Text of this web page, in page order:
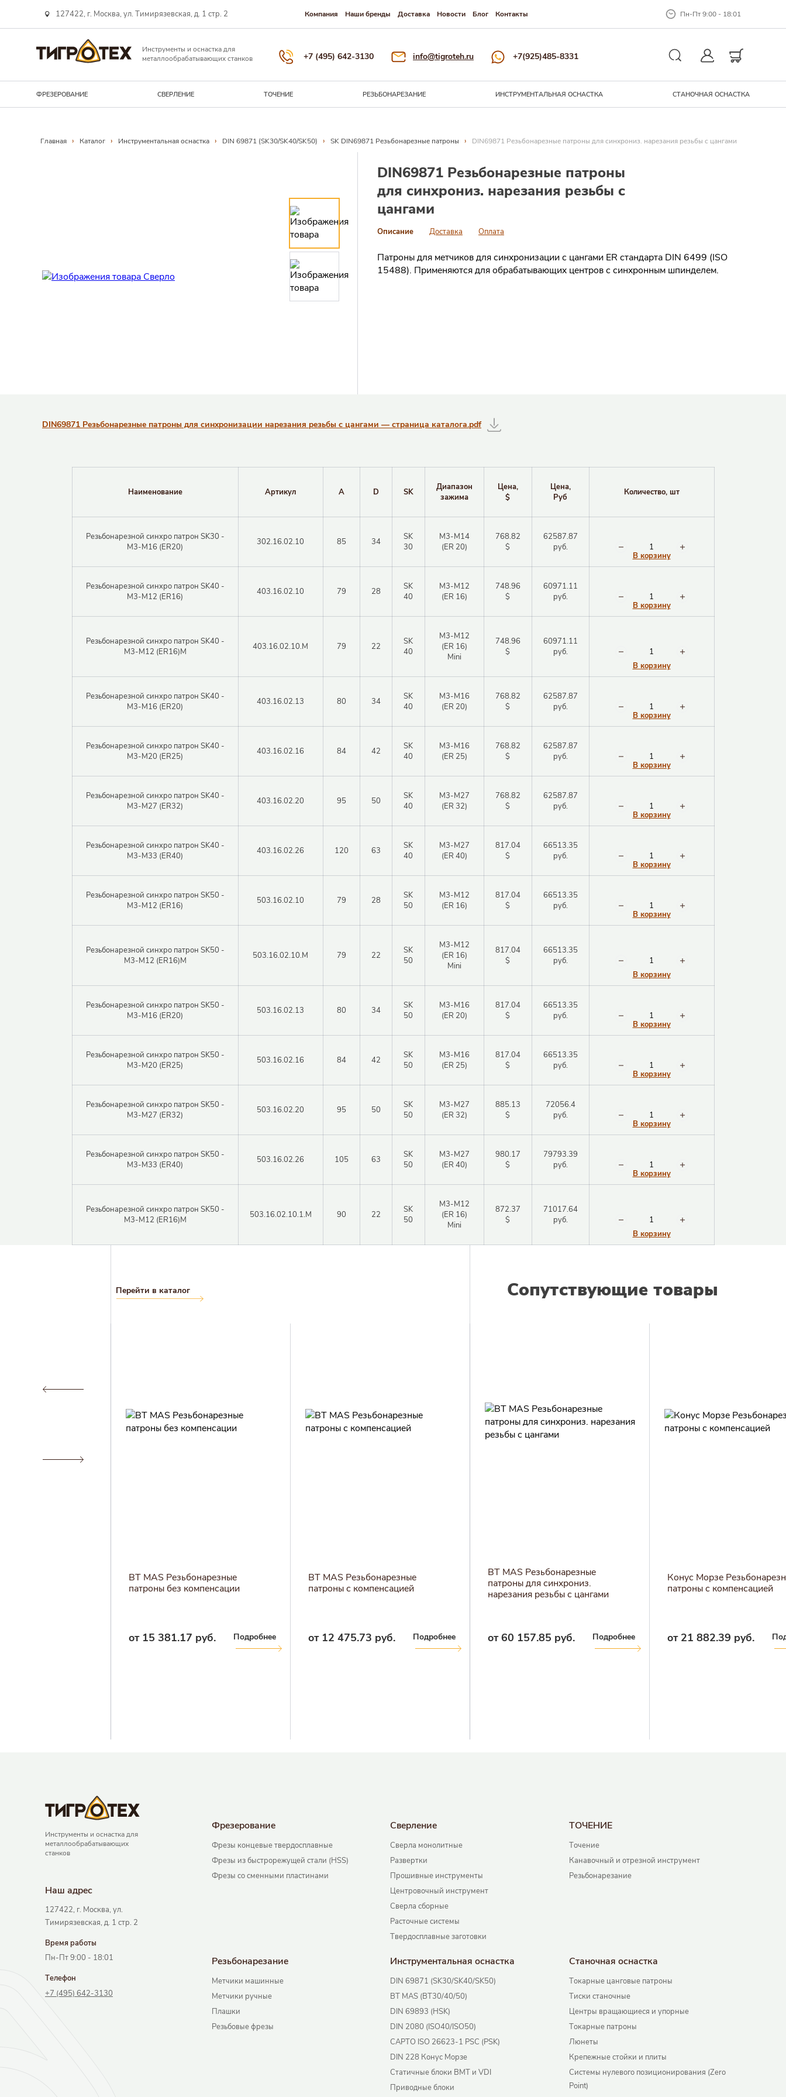
127422, г. Москва, ул. Тимирязевская, д. 1 стр. 2 Компания Наши бренды Доставка Новости Блог Контакты Пн-Пт 9:00 - 18:01
Инструменты и оснастка для
металлообрабатывающих станков
+7 (495) 642-3130 info@tigroteh.ru +7(925)485-8331
ФРЕЗЕРОВАНИЕ СВЕРЛЕНИЕ ТОЧЕНИЕ РЕЗЬБОНАРЕЗАНИЕ ИНСТРУМЕНТАЛЬНАЯ ОСНАCТКА СТАНОЧНАЯ ОСНАСТКА
Навигационная линия
Главная › Каталог › Инструментальная оснаcтка › DIN 69871 (SK30/SK40/SK50) › SK DIN69871 Резьбонарезные патроны › DIN69871 Резьбонарезные патроны для синхрониз. нарезания резьбы с цангами
DIN69871 Резьбонарезные патроны
для синхрониз. нарезания резьбы с
цангами
Описание Доставка Оплата
Патроны для метчиков для синхронизации с цангами ER стандарта DIN 6499 (ISO
15488). Применяются для обрабатывающих центров с синхронным шпинделем.
Таблицы с информацией о товаре
DIN69871 Резьбонарезные патроны для синхронизации нарезания резьбы с цангами — страница каталога.pdf
Наименование Артикул A D SK
Диапазон
зажима
Цена,
$
Цена,
Руб
Количество, шт
Резьбонарезной синхро патрон SK30 -
M3-M16 (ER20)
302.16.02.10 85 34
SK
30
М3-М14
(ER 20)
768.82
$
62587.87
руб.
В корзину
Резьбонарезной синхро патрон SK40 -
M3-M12 (ER16)
403.16.02.10 79 28
SK
40
М3-М12
(ER 16)
748.96
$
60971.11
руб.
В корзину
Резьбонарезной синхро патрон SK40 -
M3-M12 (ER16)M
403.16.02.10.M 79 22
SK
40
М3-М12
(ER 16)
Mini
748.96
$
60971.11
руб.
В корзину
Резьбонарезной синхро патрон SK40 -
M3-M16 (ER20)
403.16.02.13 80 34
SK
40
М3-М16
(ER 20)
768.82
$
62587.87
руб.
В корзину
Резьбонарезной синхро патрон SK40 -
M3-M20 (ER25)
403.16.02.16 84 42
SK
40
М3-М16
(ER 25)
768.82
$
62587.87
руб.
В корзину
Резьбонарезной синхро патрон SK40 -
M3-M27 (ER32)
403.16.02.20 95 50
SK
40
М3-М27
(ER 32)
768.82
$
62587.87
руб.
В корзину
Резьбонарезной синхро патрон SK40 -
M3-M33 (ER40)
403.16.02.26 120 63
SK
40
М3-М27
(ER 40)
817.04
$
66513.35
руб.
В корзину
Резьбонарезной синхро патрон SK50 -
M3-M12 (ER16)
503.16.02.10 79 28
SK
50
М3-М12
(ER 16)
817.04
$
66513.35
руб.
В корзину
Резьбонарезной синхро патрон SK50 -
M3-M12 (ER16)M
503.16.02.10.M 79 22
SK
50
М3-М12
(ER 16)
Mini
817.04
$
66513.35
руб.
В корзину
Резьбонарезной синхро патрон SK50 -
M3-M16 (ER20)
503.16.02.13 80 34
SK
50
М3-М16
(ER 20)
817.04
$
66513.35
руб.
В корзину
Резьбонарезной синхро патрон SK50 -
M3-M20 (ER25)
503.16.02.16 84 42
SK
50
М3-М16
(ER 25)
817.04
$
66513.35
руб.
В корзину
Резьбонарезной синхро патрон SK50 -
M3-M27 (ER32)
503.16.02.20 95 50
SK
50
М3-М27
(ER 32)
885.13
$
72056.4
руб.
В корзину
Резьбонарезной синхро патрон SK50 -
M3-M33 (ER40)
503.16.02.26 105 63
SK
50
М3-М27
(ER 40)
980.17
$
79793.39
руб.
В корзину
Резьбонарезной синхро патрон SK50 -
M3-M12 (ER16)M
503.16.02.10.1.M 90 22
SK
50
М3-М12
(ER 16)
Mini
872.37
$
71017.64
руб.
В корзину
Перейти в каталог Сопутствующие товары
BT MAS Резьбонарезные
патроны без компенсации
от 15 381.17 руб. Подробнее
BT MAS Резьбонарезные
патроны с компенсацией
от 12 475.73 руб. Подробнее
BT MAS Резьбонарезные
патроны для синхрониз.
нарезания резьбы с цангами
от 60 157.85 руб. Подробнее
Конус Морзе
патроны с компенсацией
от 21 882.39 руб.
Инструменты и оснастка для
металлообрабатывающих
станков
Наш адрec
127422, г. Москва, ул.
Тимирязевская, д. 1 стр. 2
Время работы
Пн-Пт 9:00 - 18:01
Телефон
+7 (495) 642-3130
Фрезерование
Фрезы концевые твердосплавные
Фрезы из быстрорежущей стали (HSS)
Фрезы со сменными пластинами
Сверление
Сверла монолитные
Развертки
Прошивные инструменты
Центровочный инструмент
Сверла сборные
Расточные системы
Твердосплавные заготовки
ТОЧЕНИЕ
Точение
Канавочный и отрезной инструмент
Резьбонарезание
Резьбонарезание
Метчики машинные
Метчики ручные
Плашки
Резьбовые фрезы
Инструментальная оснаcтка
DIN 69871 (SK30/SK40/SK50)
BT MAS (BT30/40/50)
DIN 69893 (HSK)
DIN 2080 (ISO40/ISO50)
CAPTO ISO 26623-1 PSC (PSK)
DIN 228 Конус Морзе
Статичные блоки BMT и VDI
Приводные блоки
Станочная оснастка
Токарные цанговые патроны
Тиски станочные
Центры вращающиеся и упорные
Токарные патроны
Люнеты
Крепежные стойки и плиты
Системы нулевого позиционирования (Zero
Point)
Войти в личный кабинет Регистрация
Закрыть окно
Авторизация
Войти Забыли пароль?
Закрыть окно